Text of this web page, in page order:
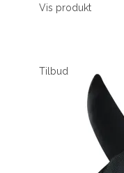
Vis produkt
Tilbud